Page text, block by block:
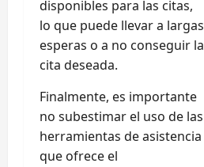
disponibles para las citas,
lo que puede llevar a largas
esperas o a no conseguir la
cita deseada.
Finalmente, es importante
no subestimar el uso de las
herramientas de asistencia
que ofrece el